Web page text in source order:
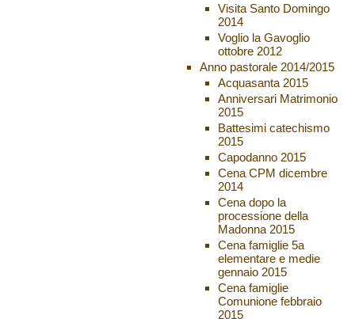
Visita Santo Domingo
2014
Voglio la Gavoglio
ottobre 2012
Anno pastorale 2014/2015
Acquasanta 2015
Anniversari Matrimonio
2015
Battesimi catechismo
2015
Capodanno 2015
Cena CPM dicembre
2014
Cena dopo la
processione della
Madonna 2015
Cena famiglie 5a
elementare e medie
gennaio 2015
Cena famiglie
Comunione febbraio
2015